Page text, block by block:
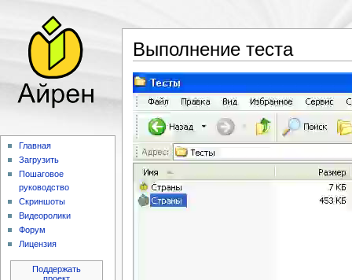
Выполнение теста
Главная
Загрузить
Пошаговое
руководство
Скриншоты
Видеоролики
Форум
Лицензия
Поддержать